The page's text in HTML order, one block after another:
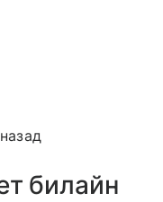
билайн